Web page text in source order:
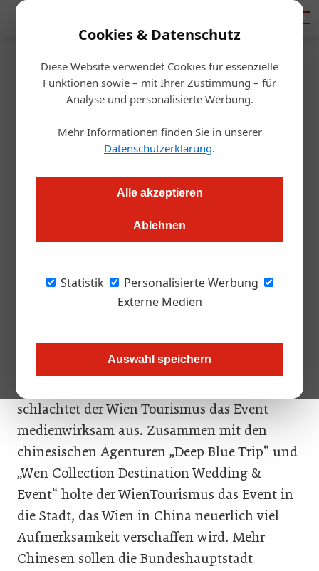
Cookies & Datenschutz
Diese Website verwendet Cookies für essenzielle
Funktionen sowie – mit Ihrer Zustimmung – für
Analyse und personalisierte Werbung.
Mehr Informationen finden Sie in unserer
Datenschutzerklärung.
Alle akzeptieren
Ablehnen
Statistik
Personalisierte Werbung
Externe Medien
Auswahl speichern
Startseite/Gastro & Hotel
Tourismus-Coup? Chinesische
TV-Stars heiraten in Wien
Die Hochzeit der chinesischen TV-Stars Tiffany Tang und Luo
Jin wird als Imagewerbung für Wien inszeniert.
Die chinesischen TV-Stars Tiffany Tang und
Luo Jin gaben sich vergangenen Sonntag in
begleitendem Fotoshooting war mehrere
Monate im Voraus unter strengster
schlachtet der Wien Tourismus das Event
medienwirksam aus. Zusammen mit den
chinesischen Agenturen „Deep Blue Trip“ und
„Wen Collection Destination Wedding &
Event“ holte der WienTourismus das Event in
die Stadt, das Wien in China neuerlich viel
Aufmerksamkeit verschaffen wird. Mehr
Chinesen sollen die Bundeshauptstadt